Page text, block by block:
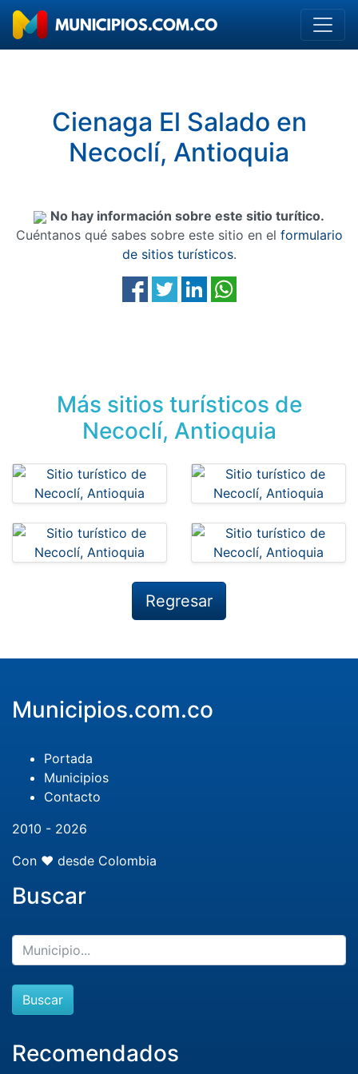
Cienaga El Salado en
Necoclí, Antioquia
No hay información sobre este sitio turítico.
Cuéntanos qué sabes sobre este sitio en el formulario
de sitios turísticos.
Más sitios turísticos de
Necoclí, Antioquia
Regresar
Municipios.com.co
Portada
Municipios
Contacto
2010 - 2026
Con ❤️ desde Colombia
Buscar
Buscar
Recomendados